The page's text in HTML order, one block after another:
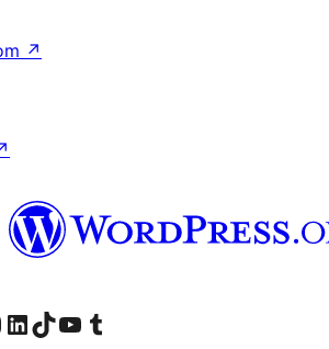
↗
ziyaret edin
LinkedIn hesabımızı ziyaret edinTikTok hesabımızı ziyaret edinYouTube kanalımızı ziyaret edinTumblr hesabımızı ziyaret edin